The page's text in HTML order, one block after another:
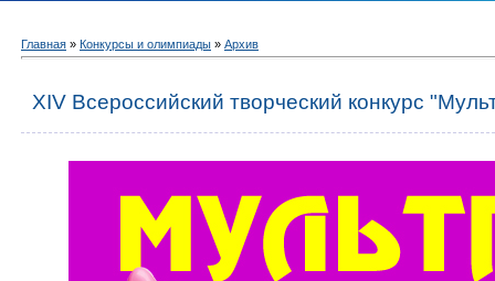
Главная » Конкурсы и олимпиады » Архив
XIV Всероссийский творческий конкурс